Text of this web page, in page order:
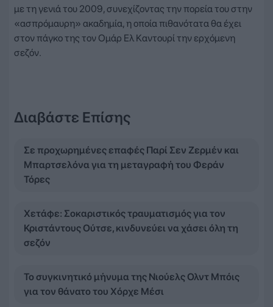
με τη γενιά του 2009, συνεχίζοντας την πορεία του στην
«ασπρόμαυρη» ακαδημία, η οποία πιθανότατα θα έχει
στον πάγκο της τον Ομάρ Ελ Καντουρί την ερχόμενη
σεζόν.
Διαβάστε Επίσης
Σε προχωρημένες επαφές Παρί Σεν Ζερμέν και
Μπαρτσελόνα για τη μεταγραφή του Φεράν
Τόρες
Χετάφε: Σοκαριστικός τραυματισμός για τον
Κριστάντους Ούτσε, κινδυνεύει να χάσει όλη τη
σεζόν
Το συγκινητικό μήνυμα της Νιούελς Ολντ Μπόις
για τον θάνατο του Χόρχε Μέσι